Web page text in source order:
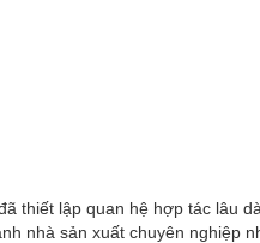
thiết lập quan hệ hợp tác lâu
nhà sản xuất chuyên nghiệp